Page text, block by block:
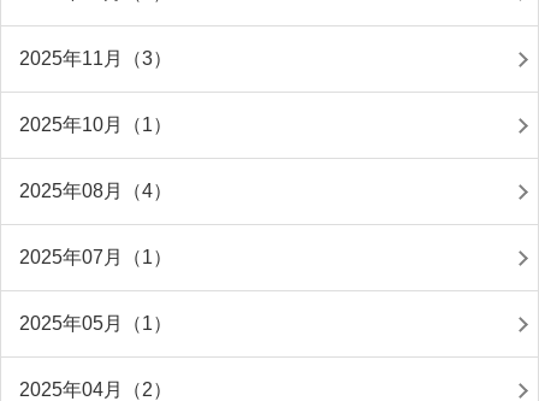
2025年11月（3）
2025年10月（1）
2025年08月（4）
2025年07月（1）
2025年05月（1）
2025年04月（2）